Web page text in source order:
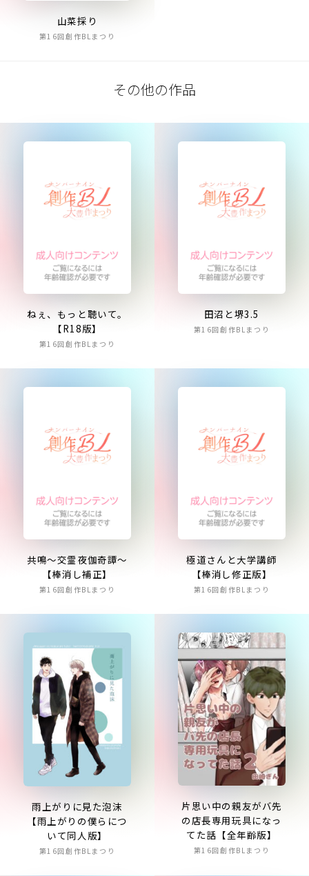
山菜採り
第16回創作BLまつり
その他の作品
ねぇ、もっと聴いて。
【R18版】
第16回創作BLまつり
田沼と堺3.5
第16回創作BLまつり
共鳴～交霊夜伽奇譚～
【棒消し補正】
第16回創作BLまつり
極道さんと大学講師
【棒消し修正版】
第16回創作BLまつり
雨上がりに見た泡沫
【雨上がりの僕らにつ
いて同人版】
第16回創作BLまつり
片思い中の親友がバ先
の店長専用玩具になっ
てた話【全年齢版】
第16回創作BLまつり